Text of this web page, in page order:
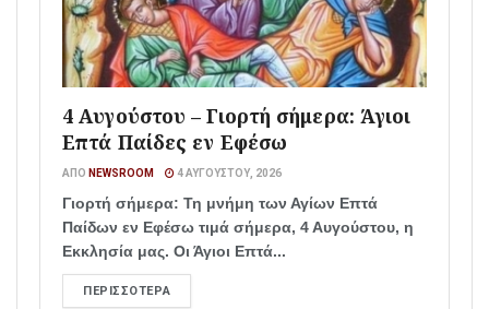
4 Αυγούστου – Γιορτή σήμερα: Άγιοι
Επτά Παίδες εν Εφέσω
ΑΠΌ NEWSROOM 4 ΑΥΓΟΎΣΤΟΥ, 2026
Γιορτή σήμερα: Τη μνήμη των Αγίων Επτά
Παίδων εν Εφέσω τιμά σήμερα, 4 Αυγούστου, η
Εκκλησία μας. Οι Άγιοι Επτά...
ΠΕΡΙΣΣΌΤΕΡΑ